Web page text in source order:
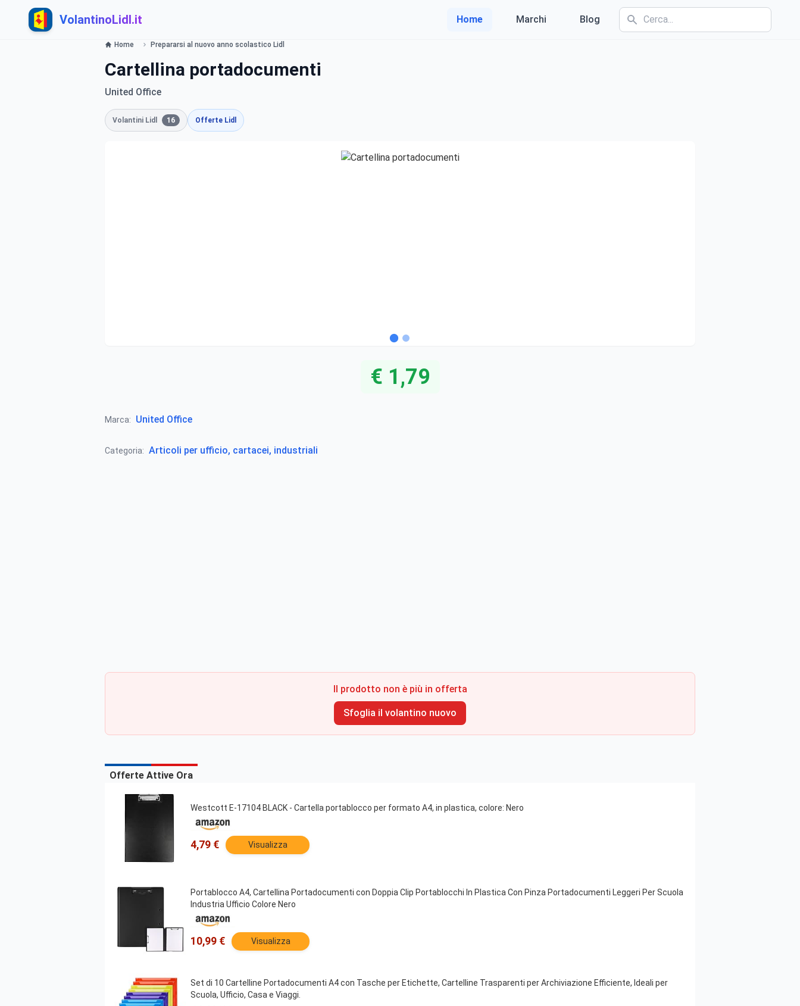
VolantinoLidl.it Home Marchi Blog
Home Prepararsi al nuovo anno scolastico Lidl
Cartellina portadocumenti
United Office
Volantini Lidl 16 Offerte Lidl
€ 1,79
Marca: United Office
Categoria: Articoli per ufficio, cartacei, industriali
Il prodotto non è più in offerta
Sfoglia il volantino nuovo
Offerte Attive Ora
Westcott E-17104 BLACK - Cartella portablocco per formato A4, in plastica, colore: Nero
4,79 € Visualizza
Portablocco A4, Cartellina Portadocumenti con Doppia Clip Portablocchi In Plastica Con Pinza Portadocumenti Leggeri Per Scuola
Industria Ufficio Colore Nero
10,99 € Visualizza
Set di 10 Cartelline Portadocumenti A4 con Tasche per Etichette, Cartelline Trasparenti per Archiviazione Efficiente, Ideali per
Scuola, Ufficio, Casa e Viaggi.